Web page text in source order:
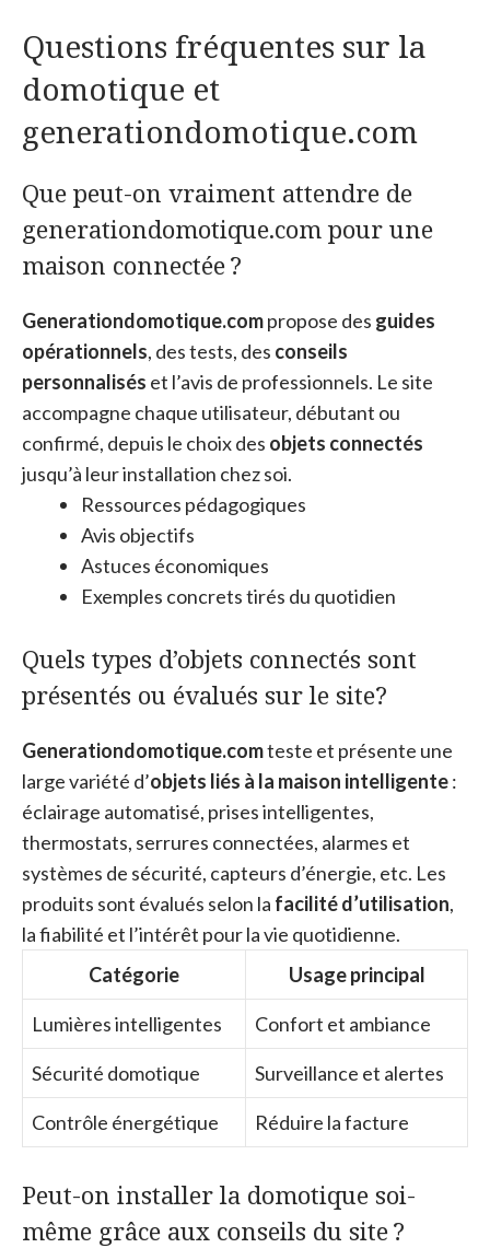
Questions fréquentes sur la
domotique et
generationdomotique.com
Que peut-on vraiment attendre de
generationdomotique.com pour une
maison connectée ?
Generationdomotique.compropose des guides
opérationnels, des tests, des conseils
personnalisés et l’avis de professionnels. Le site
accompagne chaque utilisateur, débutant ou
confirmé, depuis le choix des objets connectés
jusqu’à leur installation chez soi.
Ressources pédagogiques
Avis objectifs
Astuces économiques
Exemples concrets tirés du quotidien
Quels types d’objets connectés sont
présentés ou évalués sur le site?
Generationdomotique.comteste et présente une
large variété d’objets liés à la maison intelligente:
éclairage automatisé, prises intelligentes,
thermostats, serrures connectées, alarmes et
systèmes de sécurité, capteurs d’énergie, etc. Les
produits sont évalués selon la facilité d’utilisation,
la fiabilité et l’intérêt pour la vie quotidienne.
Catégorie
Usage principal
Lumières intelligentes Confort et ambiance
Sécurité domotique Surveillance et alertes
Contrôle énergétique Réduire la facture
Peut-on installer la domotique soi-
même grâce aux conseils du site ?